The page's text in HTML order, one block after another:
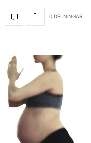
0 DELNINGAR